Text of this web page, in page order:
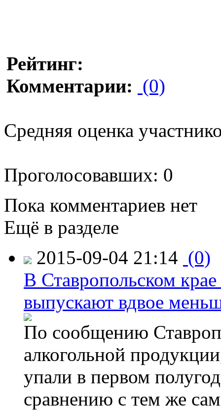
Рейтинг:
Комментарии: (0)
Средняя оценка
Проголосовавших: 0
Пока комментариев нет
Ещё в разделе
2015-09-04 21:14 (0)
В Ставропольском
выпускают вдвое
По сообщению
алкогольной
упали в первом
сравнению с тем же